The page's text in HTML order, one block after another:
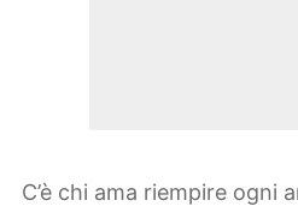
C’è chi ama riempire ogni